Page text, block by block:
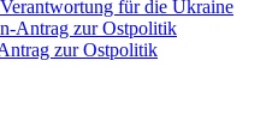
für die Ukraine
zur Ostpolitik